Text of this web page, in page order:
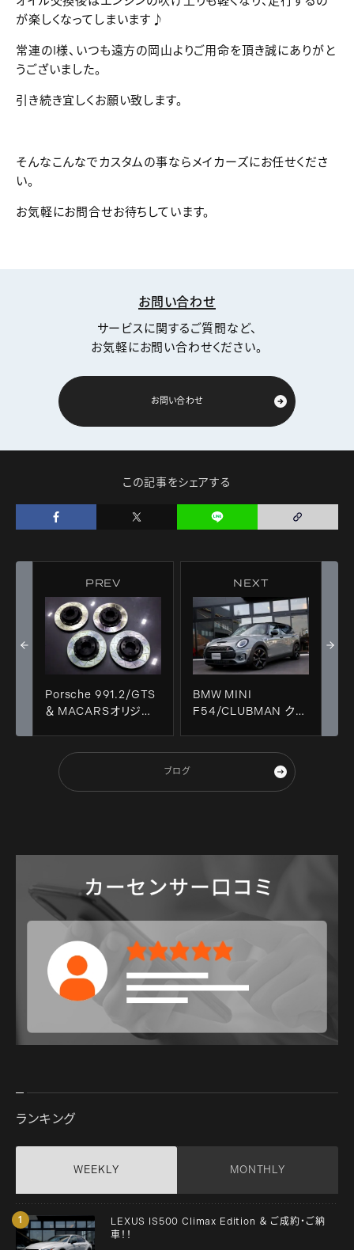
が楽しくなってしまいます♪
常連のI様、いつも遠方の岡山よりご用命を頂き誠にありがと
うございました。
引き続き宜しくお願い致します。
そんなこんなでカスタムの事ならメイカーズにお任せくださ
い。
お気軽にお問合せお待ちしています。
お問い合わせ
サービスに関するご質問など、
お気軽にお問い合わせください。
お問い合わせ
この記事をシェアする
PREV
Porsche 991.2/GTS
＆ MACARSオリジナ
NEXT
BMW MINI
F54/CLUBMAN クー
ブログ
ランキング
WEEKLY MONTHLY
LEXUS IS500 Climax Edition ＆ ご成約・ご納
車！！